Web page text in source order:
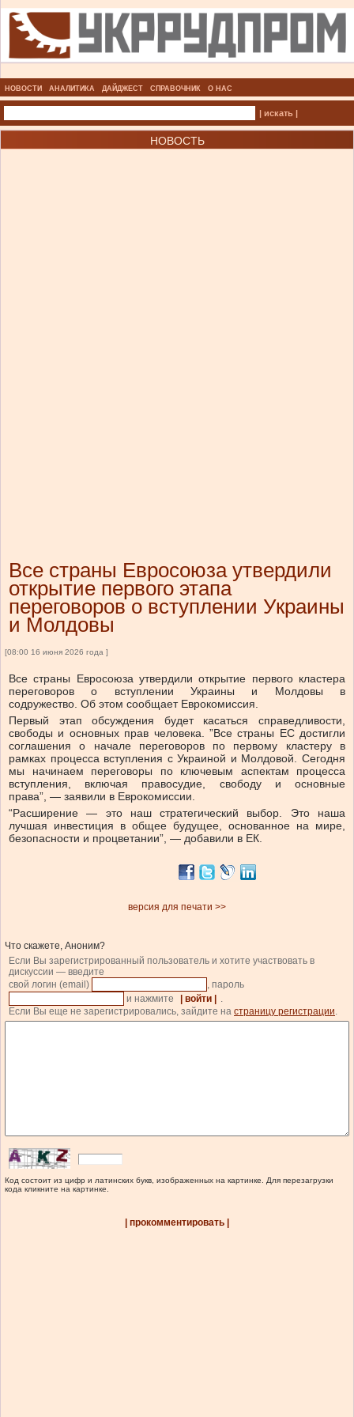
НОВОСТИ АНАЛИТИКА ДАЙДЖЕСТ СПРАВОЧНИК О НАС
| искать |
НОВОСТЬ
Все страны Евросоюза утвердили
открытие первого этапа
переговоров о вступлении Украины
и Молдовы
[08:00 16 июня 2026 года ]
Все страны Евросоюза утвердили открытие первого кластера
переговоров о вступлении Украины и Молдовы в
содружество. Об этом сообщает Еврокомиссия.
Первый этап обсуждения будет касаться справедливости,
свободы и основных прав человека. ”Все страны ЕС достигли
соглашения о начале переговоров по первому кластеру в
рамках процесса вступления с Украиной и Молдовой. Сегодня
мы начинаем переговоры по ключевым аспектам процесса
вступления, включая правосудие, свободу и основные
права”, — заявили в Еврокомиссии.
“Расширение — это наш стратегический выбор. Это наша
лучшая инвестиция в общее будущее, основанное на мире,
безопасности и процветании”, — добавили в ЕК.
версия для печати >>
Что скажете, Аноним?
Если Вы зарегистрированный пользователь и хотите участвовать в
дискуссии — введите
свой логин (email)
, пароль
и нажмите
| войти |
.
Если Вы еще не зарегистрировались, зайдите на страницу регистрации.
Код состоит из цифр и латинских букв, изображенных на картинке. Для перезагрузки
кода кликните на картинке.
| прокомментировать |